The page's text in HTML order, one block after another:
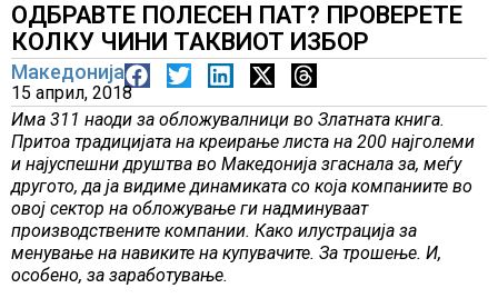
ОДБРАВТЕ ПОЛЕСЕН ПАТ? ПРОВЕРЕТЕ
КОЛКУ ЧИНИ ТАКВИОТ ИЗБОР
Македонија
15 април, 2018
Има 311 наоди за обложувалници во Златната книга.
Притоа традицијата на креирање листа на 200 најголеми
и најуспешни друштва во Македонија згаснала за, меѓу
другото, да ја видиме динамиката со која компаниите во
овој сектор на обложување ги надминуваат
производствените компании. Како илустрација за
менување на навиките на купувачите. За трошење. И,
особено, за заработување.